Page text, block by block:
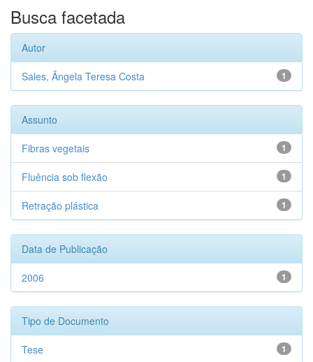
Busca facetada
Autor
1
Sales, Ângela Teresa Costa
Assunto
1
Fibras vegetais
1
Fluência sob flexão
1
Retração plástica
Data de Publicação
1
2006
Tipo de Documento
1
Tese